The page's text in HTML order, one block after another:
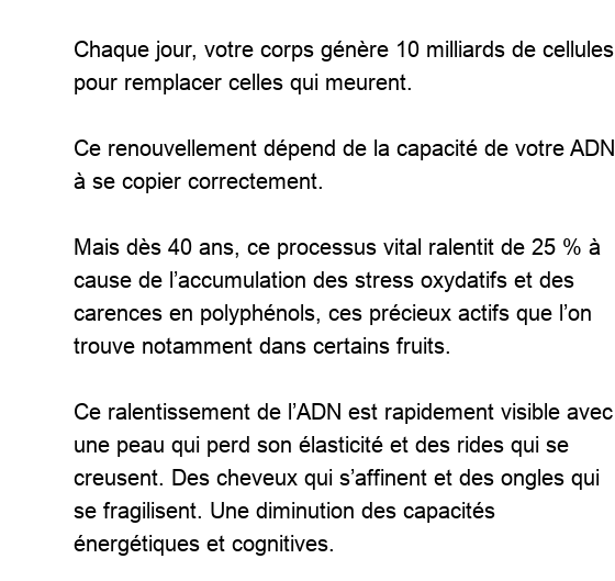
Chaque jour, votre corps génère 10 milliards de cellules
pour remplacer celles qui meurent.
Ce renouvellement dépend de la capacité de votre ADN
à se copier correctement.
Mais dès 40 ans, ce processus vital ralentit de 25 % à
cause de l’accumulation des stress oxydatifs et des
carences en polyphénols, ces précieux actifs que l’on
trouve notamment dans certains fruits.
Ce ralentissement de l’ADN est rapidement visible avec
une peau qui perd son élasticité et des rides qui se
creusent. Des cheveux qui s’affinent et des ongles qui
se fragilisent. Une diminution des capacités
énergétiques et cognitives.